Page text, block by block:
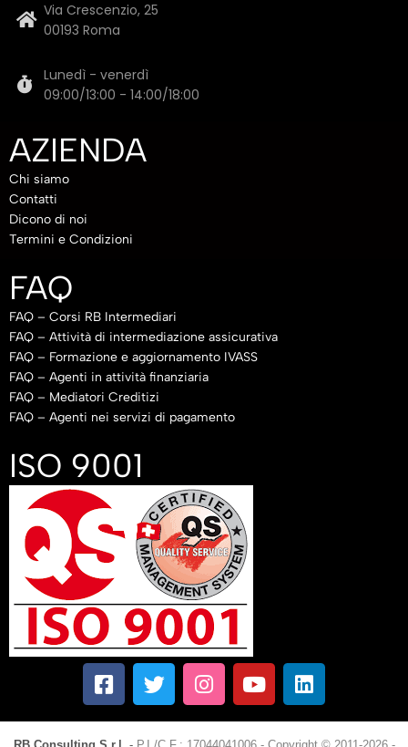
Via Crescenzio, 25
00193 Roma
Lunedì - venerdì
09:00/13:00 - 14:00/18:00
AZIENDA
Chi siamo
Contatti
Dicono di noi
Termini e Condizioni
FAQ
FAQ – Corsi RB Intermediari
FAQ – Attività di intermediazione assicurativa
FAQ – Formazione e aggiornamento IVASS
FAQ – Agenti in attività finanziaria
FAQ – Mediatori Creditizi
FAQ – Agenti nei servizi di pagamento
ISO 9001